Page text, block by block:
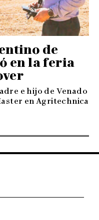
de
en la feria
e hijo de Venado
en Agritechnica